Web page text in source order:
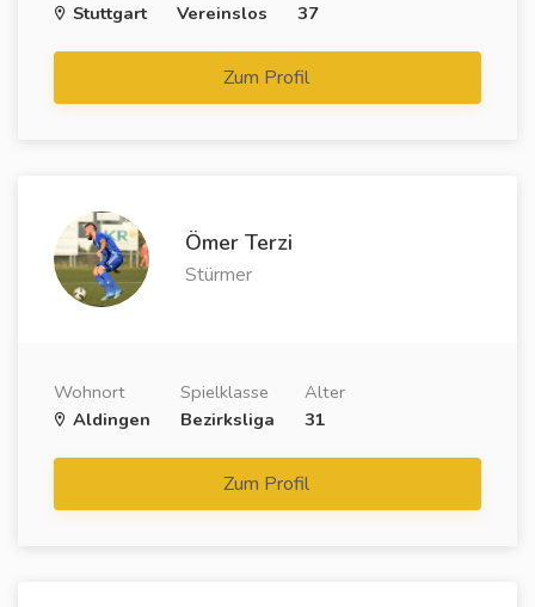
Stuttgart
Vereinslos
37
Zum Profil
Ömer Terzi
Stürmer
Wohnort
Aldingen
Spielklasse
Bezirksliga
Alter
31
Zum Profil